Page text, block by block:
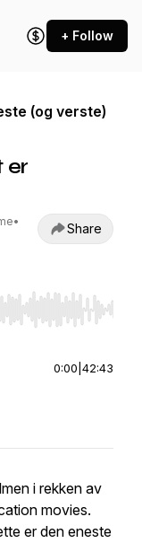
+ Follow
(og verste)
er
•
Share
End to jump to
0:00 42:43
i rekken av
movies.
er den eneste